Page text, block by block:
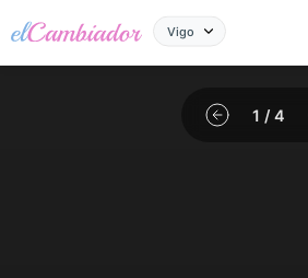
Vigo
1 / 4